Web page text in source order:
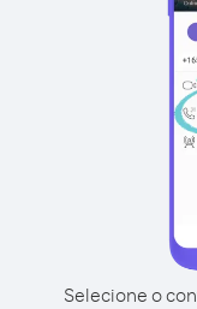
Selecione o